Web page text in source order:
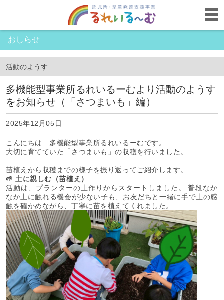
おしらせ
活動のようす
多機能型事業所るれいるーむより活動のようす
をお知らせ（「さつまいも」編）
2025年12月05日
こんにちは 多機能型事業所るれいるーむです。
大切に育てていた「さつまいも」の収穫を行いました。
苗植えから収穫までの様子を振り返ってご紹介します。
🌱 土に親しむ（苗植え）
活動は、プランターの土作りからスタートしました。 普段なか
なか土に触れる機会が少ない子も、お友だちと一緒に手で土の感
触を確かめながら、丁寧に苗を植えてくれました。